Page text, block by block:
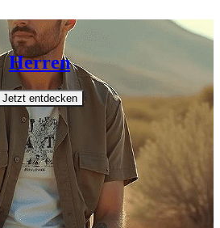
Herren
Jetzt entdecken